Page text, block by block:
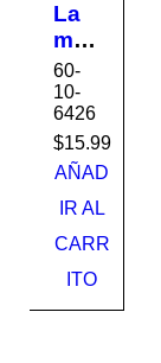
La
min
a
Gal
van
izad
o K-
26
4x8
60-
10-
6426
$15.99
AÑAD
IR AL
CARR
ITO